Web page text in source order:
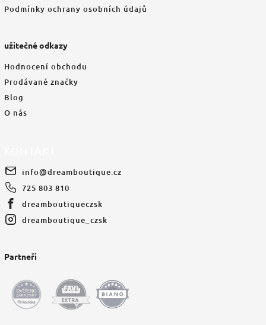
Podmínky ochrany osobních údajů
užitečné odkazy
Hodnocení obchodu
Prodávané značky
Blog
O nás
info@dreamboutique.cz
725 803 810
dreamboutiqueczsk
dreamboutique_czsk
Partneři